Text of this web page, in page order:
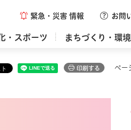
緊急・災害 情報 お問
・スポーツ まちづくり・環境
印刷する ペー